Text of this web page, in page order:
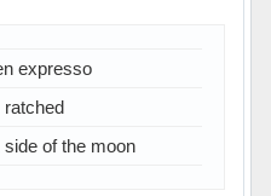
expresso
ratched
side of the moon